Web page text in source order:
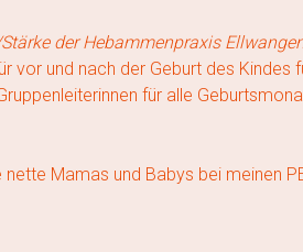
der Hebammenpraxis
vor und nach der Geburt des
für alle
Mamas und Babys bei meinen